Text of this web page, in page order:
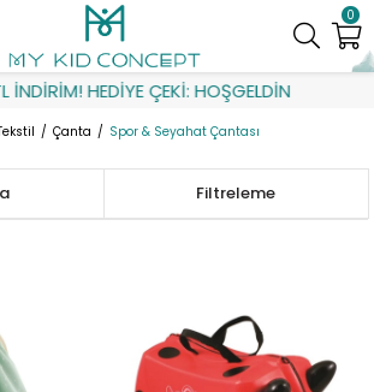
HEDİYE ÇEKİ: HOŞGELDİN
0
Çanta Spor & Seyahat Çantası
Filtreleme